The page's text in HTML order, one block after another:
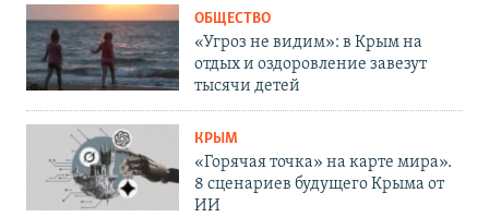
ОБЩЕСТВО
«Угроз не видим»: в Крым на
отдых и оздоровление завезут
тысячи детей
КРЫМ
«Горячая точка» на карте мира».
8 сценариев будущего Крыма от
ИИ